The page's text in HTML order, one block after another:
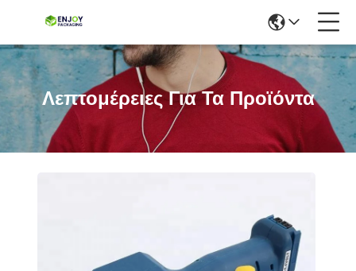
Λεπτομέρειες Για Τα Προϊόντα